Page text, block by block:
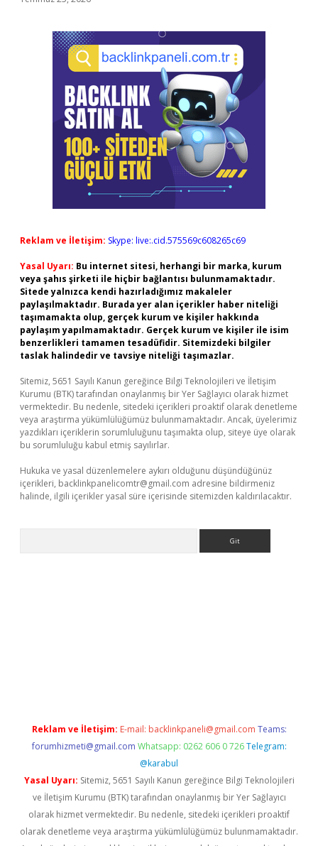
Reklam ve İletişim: Skype: live:.cid.575569c608265c69
Yasal Uyarı: Bu internet sitesi, herhangi bir marka, kurum
veya şahıs şirketi ile hiçbir bağlantısı bulunmamaktadır.
Sitede yalnızca kendi hazırladığımız makaleler
paylaşılmaktadır. Burada yer alan içerikler haber niteliği
taşımamakta olup, gerçek kurum ve kişiler hakkında
paylaşım yapılmamaktadır. Gerçek kurum ve kişiler ile isim
benzerlikleri tamamen tesadüfidir. Sitemizdeki bilgiler
taslak halindedir ve tavsiye niteliği taşımazlar.
Sitemiz, 5651 Sayılı Kanun gereğince Bilgi Teknolojileri ve İletişim
Kurumu (BTK) tarafından onaylanmış bir Yer Sağlayıcı olarak hizmet
vermektedir. Bu nedenle, sitedeki içerikleri proaktif olarak denetleme
veya araştırma yükümlülüğümüz bulunmamaktadır. Ancak, üyelerimiz
yazdıkları içeriklerin sorumluluğunu taşımakta olup, siteye üye olarak
bu sorumluluğu kabul etmiş sayılırlar.
Hukuka ve yasal düzenlemelere aykırı olduğunu düşündüğünüz
içerikleri, backlinkpanelicomtr@gmail.com adresine bildirmeniz
halinde, ilgili içerikler yasal süre içerisinde sitemizden kaldırılacaktır.
Reklam ve İletişim: E-mail: backlinkpaneli@gmail.com Teams:
forumhizmeti@gmail.com Whatsapp: 0262 606 0 726 Telegram:
@karabul
Yasal Uyarı: Sitemiz, 5651 Sayılı Kanun gereğince Bilgi Teknolojileri
ve İletişim Kurumu (BTK) tarafından onaylanmış bir Yer Sağlayıcı
olarak hizmet vermektedir. Bu nedenle, sitedeki içerikleri proaktif
olarak denetleme veya araştırma yükümlülüğümüz bulunmamaktadır.